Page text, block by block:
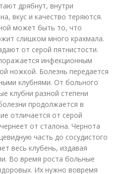
дрябнут, внутри
вкус и качество теряются.
может быть то, что
слишком много крахмала.
от серой пятнистости.
инфекционным
ножкой. Болезнь передается
клубнями. От больного
клубни разной степени
продолжается в
отличается от серой
от сталона. Чернота
часть до сосудистого
весь клубень, издавая
Во время роста больные
Их нужно вовремя